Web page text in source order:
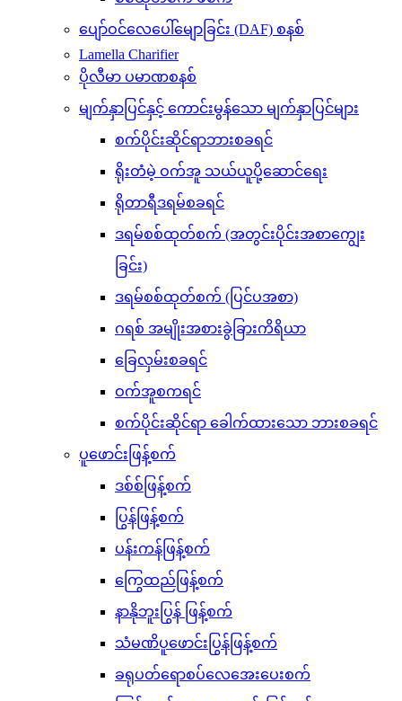
ပျော်ဝင်လေပေါ်မျောခြင်း (DAF) စနစ်
Lamella Charifier
ပိုလီမာ ပမာဏစနစ်
မျက်နှာပြင်နှင့် ကောင်းမွန်သော မျက်နှာပြင်များ
စက်ပိုင်းဆိုင်ရာဘားစခရင်
ရိုးတံမဲ့ ဝက်အူ သယ်ယူပို့ဆောင်ရေး
ရိုတာရီဒရမ်စခရင်
ဒရမ်စစ်ထုတ်စက် (အတွင်းပိုင်းအစာကျွေး
ခြင်း)
ဒရမ်စစ်ထုတ်စက် (ပြင်ပအစာ)
ဂရစ် အမျိုးအစားခွဲခြားကိရိယာ
ခြေလှမ်းစခရင်
ဝက်အူစကရင်
စက်ပိုင်းဆိုင်ရာ ခေါက်ထားသော ဘားစခရင်
ပူဖောင်းဖြန့်စက်
ဒစ်စ်ဖြန့်စက်
ပြွန်ဖြန့်စက်
ပန်းကန်ဖြန့်စက်
ကြွေထည်ဖြန့်စက်
နာနိုဘူးပြွန် ဖြန့်စက်
သံမဏိပူဖောင်းပြွန်ဖြန့်စက်
ခရုပတ်ရောစပ်လေအေးပေးစက်